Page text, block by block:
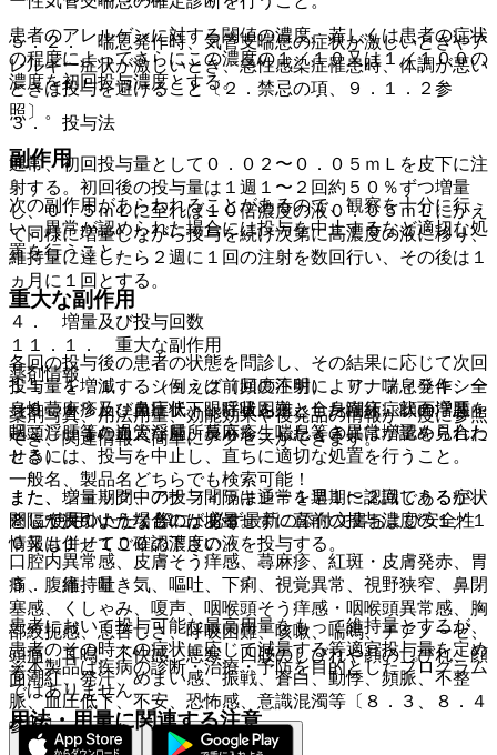
５．２． 喘息発作時、気管支喘息の症状が激しいときやア
レルギー症状が激しいとき、急性感染症罹患時、体調が悪い
ときは投与を避けること〔２．禁忌の項、９．１．２参
照〕。
副作用
次の副作用があらわれることがあるので、観察を十分に行
い、異常が認められた場合には投与を中止するなど適切な処
置を行うこと。
重大な副作用
１１．１． 重大な副作用
１１．１．１． ショック（頻度不明）、アナフィラキシー
（９．１％）：血圧低下、呼吸困難、全身潮紅、顔面浮腫・
咽頭浮腫等の血管浮腫、蕁麻疹、喘息等の異常が認められた
ときには、投与を中止し、直ちに適切な処置を行うこと。
また、ショック、アナフィラキシーを早期に認識しうる症状
として次のようなものがある。
口腔内異常感、皮膚そう痒感、蕁麻疹、紅斑・皮膚発赤、胃
痛、腹痛、吐き気、嘔吐、下痢、視覚異常、視野狭窄、鼻閉
塞感、くしゃみ、嗄声、咽喉頭そう痒感・咽喉頭異常感、胸
部絞扼感、息苦しさ、呼吸困難、咳嗽、喘鳴、チアノーゼ、
頭痛、耳鳴、不快感、悪寒、四肢のしびれや顔のしびれ、顔
面潮紅、発汗、めまい感、振戦、蒼白、動悸、頻脈、不整
脈、血圧低下、不安、恐怖感、意識混濁等〔８．３、８．４
参照〕。
患者のアレルゲンに対する閾値の濃度、若しくは患者の症状
の程度によってさらにこの濃度の１／１０又は１／１００の
濃度を初回投与濃度とする。
３． 投与法
通常、初回投与量として０．０２〜０．０５ｍＬを皮下に注
射する。初回後の投与量は１週１〜２回約５０％ずつ増量
し、０．５ｍＬに至れば１０倍濃度の液０．０５ｍＬにかえ
て同様に増量しながら投与を続け次第に高濃度の液に移り、
維持量に達したら２週に１回の注射を数回行い、その後は１
ヵ月に１回とする。
４． 増量及び投与回数
各回の投与後の患者の状態を問診し、その結果に応じて次回
投与量を増減する（例えば前回の注射により、喘息発作、全
身性蕁麻疹及び鼻症状・眼症状を主とした臨床症状の増悪を
起こし、また過大な局所反応を生じたときには増量を見合わ
せる）。
また、増量期間中の投与間隔は通常１週１〜２回であるが、
間隔が長引いた場合には増量せずに直前の投与濃度の１／１
０又は１／１００の濃度の液を投与する。
５． 維持量
患者において投与可能な最高用量をもって維持量とするが、
患者のその時々の症状に応じて減量する等適宜投与量を定め
る。
用法・用量に関連する注意
薬剤情報
薬剤写真、用法用量、効能効果や後発品の情報が一度に参照
でき、関連情報へ簡単にアクセスができます。
一般名、製品名どちらでも検索可能！
※ ご使用いただく際に、必ず最新の添付文書および安全性
情報も併せてご確認下さい。
※本製品は疾病の診断・治療・予防を目的としたプログラム
ではありません。